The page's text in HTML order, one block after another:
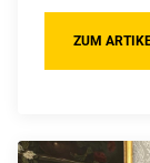
ZUM